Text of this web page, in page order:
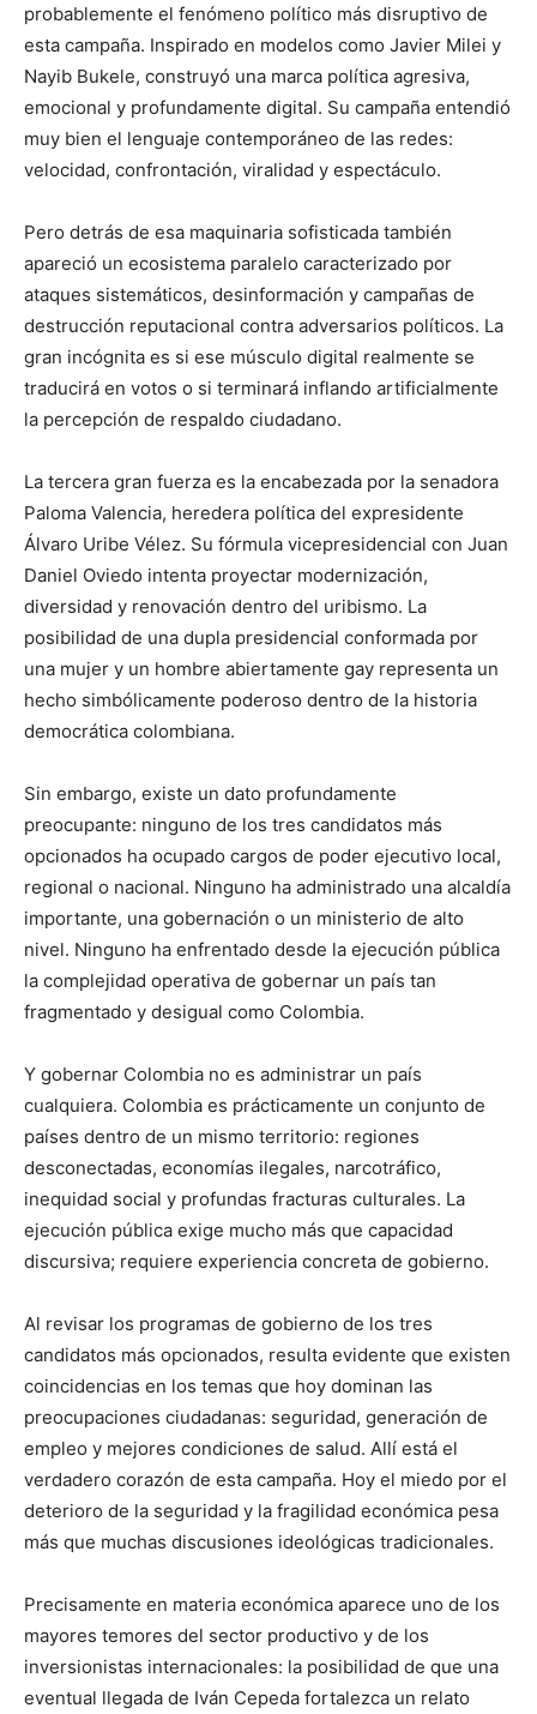
probablemente el fenómeno político más disruptivo de
esta campaña. Inspirado en modelos como Javier Milei y
Nayib Bukele, construyó una marca política agresiva,
emocional y profundamente digital. Su campaña entendió
muy bien el lenguaje contemporáneo de las redes:
velocidad, confrontación, viralidad y espectáculo.
Pero detrás de esa maquinaria sofisticada también
apareció un ecosistema paralelo caracterizado por
ataques sistemáticos, desinformación y campañas de
destrucción reputacional contra adversarios políticos. La
gran incógnita es si ese músculo digital realmente se
traducirá en votos o si terminará inflando artificialmente
la percepción de respaldo ciudadano.
La tercera gran fuerza es la encabezada por la senadora
Paloma Valencia, heredera política del expresidente
Álvaro Uribe Vélez. Su fórmula vicepresidencial con Juan
Daniel Oviedo intenta proyectar modernización,
diversidad y renovación dentro del uribismo. La
posibilidad de una dupla presidencial conformada por
una mujer y un hombre abiertamente gay representa un
hecho simbólicamente poderoso dentro de la historia
democrática colombiana.
Sin embargo, existe un dato profundamente
preocupante: ninguno de los tres candidatos más
opcionados ha ocupado cargos de poder ejecutivo local,
regional o nacional. Ninguno ha administrado una alcaldía
importante, una gobernación o un ministerio de alto
nivel. Ninguno ha enfrentado desde la ejecución pública
la complejidad operativa de gobernar un país tan
fragmentado y desigual como Colombia.
Y gobernar Colombia no es administrar un país
cualquiera. Colombia es prácticamente un conjunto de
países dentro de un mismo territorio: regiones
desconectadas, economías ilegales, narcotráfico,
inequidad social y profundas fracturas culturales. La
ejecución pública exige mucho más que capacidad
discursiva; requiere experiencia concreta de gobierno.
Al revisar los programas de gobierno de los tres
candidatos más opcionados, resulta evidente que existen
coincidencias en los temas que hoy dominan las
preocupaciones ciudadanas: seguridad, generación de
empleo y mejores condiciones de salud. Allí está el
verdadero corazón de esta campaña. Hoy el miedo por el
deterioro de la seguridad y la fragilidad económica pesa
más que muchas discusiones ideológicas tradicionales.
Precisamente en materia económica aparece uno de los
mayores temores del sector productivo y de los
inversionistas internacionales: la posibilidad de que una
eventual llegada de Iván Cepeda fortalezca un relato